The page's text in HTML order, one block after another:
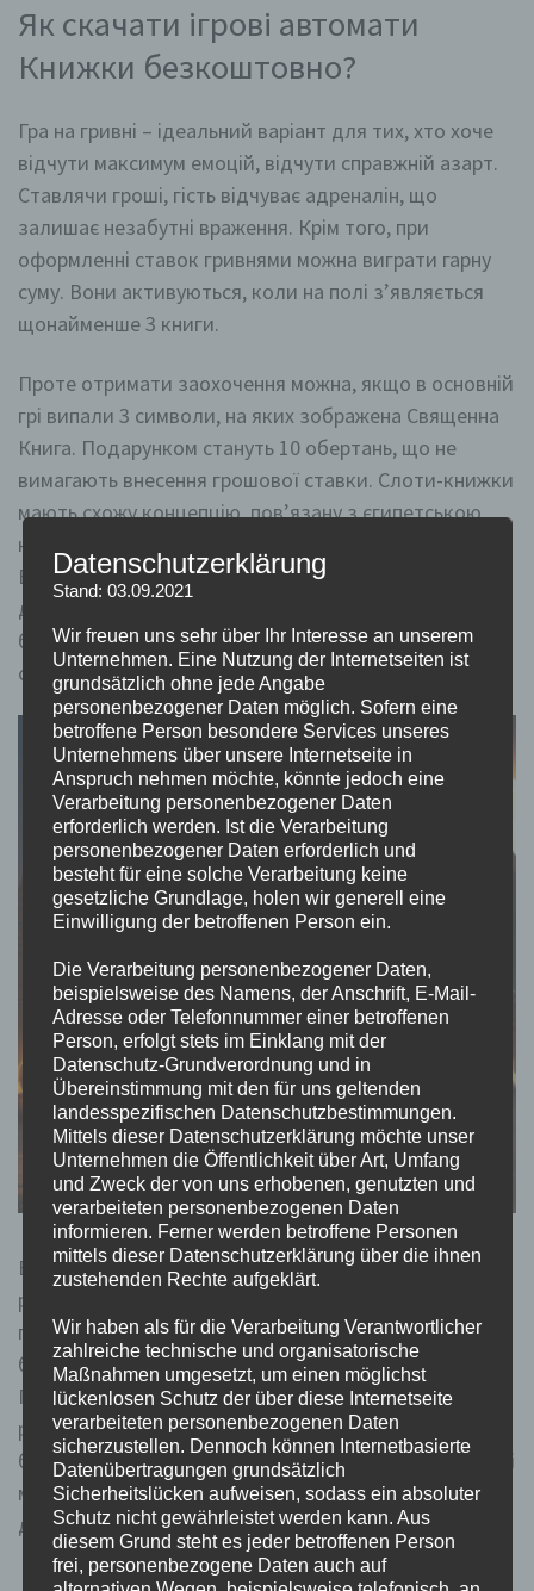
Як скачати ігрові автомати
Книжки безкоштовно?
Гра на гривні – ідеальний варіант для тих, хто хоче
відчути максимум емоцій, відчути справжній азарт.
Ставлячи гроші, гість відчуває адреналін, що
залишає незабутні враження. Крім того, при
оформленні ставок гривнями можна виграти гарну
суму. Вони активуються, коли на полі з’являється
щонайменше 3 книги.
Проте отримати заохочення можна, якщо в основній
грі випали 3 символи, на яких зображена Священна
Книга. Подарунком стануть 10 обертань, що не
вимагають внесення грошової ставки. Слоти-книжки
мають схожу концепцію, пов’язану з єгипетською
культурою, пошуками скарбів, казками та містикою.
Візуальне оформлення завжди має підвищену
деталізацію та яскраві кольори. У інтерфейсі і
барабанах використовуються характерні сюжету
символи, серед яких головний – книга.
Відкривши книжковий слот, ви відразу опиняєтесь у
ролі шукача скарбів. Ця атмосфера нагадує сюжет
пригодницького фільму, де кожне обертання
барабанів – це новий крок до розкриття секретів.
Гра Book of Ra має всі необхідні ліцензії від відомих
регуляторів, що гарантує чесний ігровий процес та
безпеку. Граючи в ліцензійних онлайн-казино, гравці
можуть бути впевнені в захищеності своїх даних та
депозитів.
Datenschutzerklärung
Stand: 03.09.2021
Wir freuen uns sehr über Ihr Interesse an unserem
Unternehmen. Eine Nutzung der Internetseiten ist
grundsätzlich ohne jede Angabe
personenbezogener Daten möglich. Sofern eine
betroffene Person besondere Services unseres
Unternehmens über unsere Internetseite in
Anspruch nehmen möchte, könnte jedoch eine
Verarbeitung personenbezogener Daten
erforderlich werden. Ist die Verarbeitung
personenbezogener Daten erforderlich und
besteht für eine solche Verarbeitung keine
gesetzliche Grundlage, holen wir generell eine
Einwilligung der betroffenen Person ein.
Die Verarbeitung personenbezogener Daten,
beispielsweise des Namens, der Anschrift, E-Mail-
Adresse oder Telefonnummer einer betroffenen
Person, erfolgt stets im Einklang mit der
Datenschutz-Grundverordnung und in
Übereinstimmung mit den für uns geltenden
landesspezifischen Datenschutzbestimmungen.
Mittels dieser Datenschutzerklärung möchte unser
Unternehmen die Öffentlichkeit über Art, Umfang
und Zweck der von uns erhobenen, genutzten und
verarbeiteten personenbezogenen Daten
informieren. Ferner werden betroffene Personen
mittels dieser Datenschutzerklärung über die ihnen
zustehenden Rechte aufgeklärt.
Wir haben als für die Verarbeitung Verantwortlicher
zahlreiche technische und organisatorische
Maßnahmen umgesetzt, um einen möglichst
lückenlosen Schutz der über diese Internetseite
verarbeiteten personenbezogenen Daten
sicherzustellen. Dennoch können Internetbasierte
Datenübertragungen grundsätzlich
Sicherheitslücken aufweisen, sodass ein absoluter
Schutz nicht gewährleistet werden kann. Aus
diesem Grund steht es jeder betroffenen Person
frei, personenbezogene Daten auch auf